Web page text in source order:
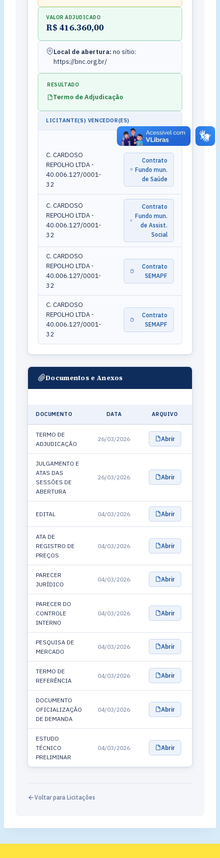
VALOR ADJUDICADO
R$ 416.360,00
Local de abertura: no sítio:
https://bnc.org.br/
RESULTADO
Termo de Adjudicação
LICITANTE(S) VENCEDOR(ES)
C. CARDOSO
REPOLHO LTDA -
40.006.127/0001-
32
Contrato
Fundo mun.
de Saúde
C. CARDOSO
REPOLHO LTDA -
40.006.127/0001-
32
Contrato
Fundo mun.
de Assist.
Social
C. CARDOSO
REPOLHO LTDA -
40.006.127/0001-
32
Contrato
SEMAPF
C. CARDOSO
REPOLHO LTDA -
40.006.127/0001-
32
Contrato
SEMAPF
Documentos e Anexos
DOCUMENTO DATA ARQUIVO
TERMO DE
ADJUDICAÇÃO
26/03/2026 Abrir
JULGAMENTO E
ATAS DAS
SESSÕES DE
ABERTURA
26/03/2026 Abrir
EDITAL 04/03/2026 Abrir
ATA DE
REGISTRO DE
PREÇOS
04/03/2026 Abrir
PARECER
JURÍDICO
04/03/2026 Abrir
PARECER DO
CONTROLE
INTERNO
04/03/2026 Abrir
PESQUISA DE
MERCADO
04/03/2026 Abrir
TERMO DE
REFERÊNCIA
04/03/2026 Abrir
DOCUMENTO
OFICIALIZAÇÃO
DE DEMANDA
04/03/2026 Abrir
ESTUDO
TÉCNICO
PRELIMINAR
04/03/2026 Abrir
Voltar para Licitações